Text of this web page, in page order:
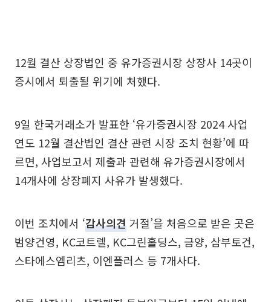
12월 결산 상장법인 중 유가증권시장 상장사 14곳이
증시에서 퇴출될 위기에 처했다.
9일 한국거래소가 발표한 ‘유가증권시장 2024 사업
연도 12월 결산법인 결산 관련 시장 조치 현황’에 따
르면, 사업보고서 제출과 관련해 유가증권시장에서
14개사에 상장폐지 사유가 발생했다.
이번 조치에서 ‘감사의견거절’을 처음으로 받은 곳은
범양건영, KC코트렐, KC그린홀딩스, 금양, 삼부토건,
스타에스엠리츠, 이엔플러스 등 7개사다.